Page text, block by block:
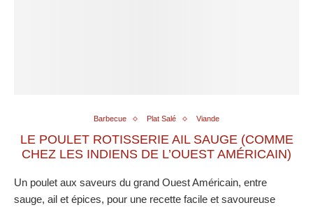
Barbecue Plat Salé Viande
LE POULET ROTISSERIE AIL SAUGE (COMME
CHEZ LES INDIENS DE L’OUEST AMÉRICAIN)
Un poulet aux saveurs du grand Ouest Américain, entre
sauge, ail et épices, pour une recette facile et savoureuse